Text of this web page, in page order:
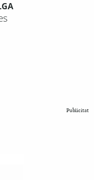
Publicitat